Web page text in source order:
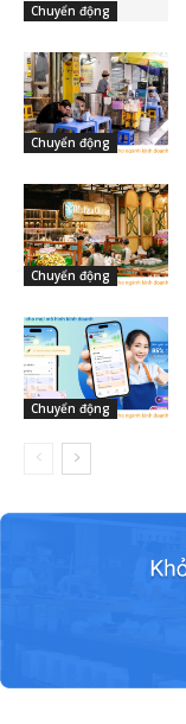
Chuyển động
Chuyển động
Chuyển động
Chuyển động